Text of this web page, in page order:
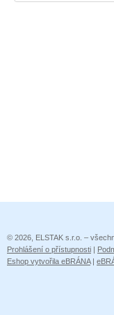
© 2026, ELSTAK s.r.o. –
Prohlášení o přístupnosti |
Eshop vytvořila eBRÁNA|